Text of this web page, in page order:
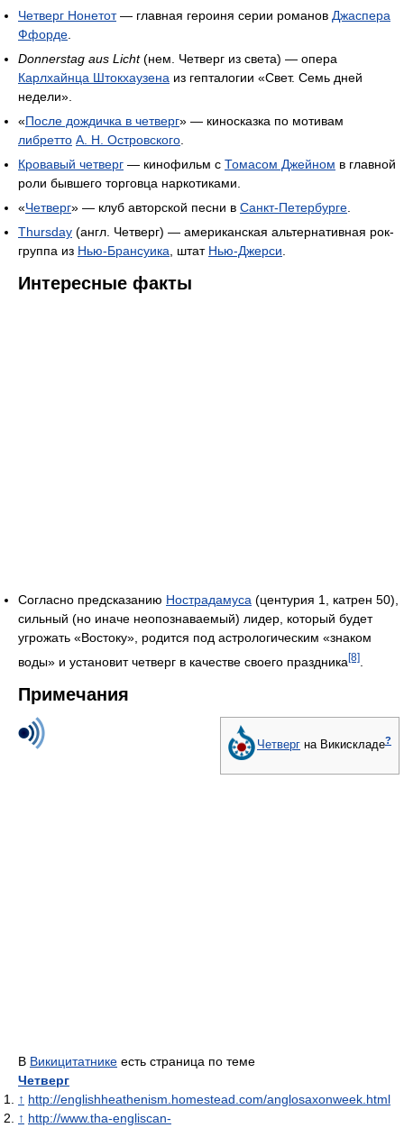
Четверг Нонетот— главная героиня серии романов Джаспера
Ффорде
Donnerstag aus Licht(нем. Четверг из света) — опера
Карлхайнца Штокхаузена из гепталогии «Свет. Семь дней
недели».
«После дождичка в четверг» — киносказка по мотивам
либретто А. Н. Островского
Кровавый четверг — кинофильм с Томасом Джейном в главной
роли бывшего торговца наркотиками.
«Четверг» — клуб авторской песни в Санкт-Петербурге
Thursday (англ. Четверг) — американская альтернативная рок-
группа из Нью-Брансуика , штат Нью-Джерси
Интересные факты
Согласно предсказанию Нострадамуса (центурия 1, катрен 50),
сильный (но иначе неопознаваемый) лидер, который будет
угрожать «Востоку», родится под астрологическим «знаком
воды» и установит четверг в качестве своего праздника [8]
Примечания
Четверг на Викискладе?
В Викицитатнике есть страница по теме
Четверг
↑ http://englishheathenism.homestead.com/anglosaxonweek.html
↑ http://www.tha-engliscan-